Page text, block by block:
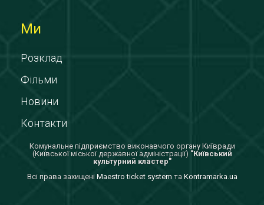
Ми
Розклад
Фільми
Новини
Контакти
Комунальне підприємство виконавчого органу Київради
(Київської міської державної адміністрації) "Київський
культурний кластер"
Всi права захищенi Maestro ticket system та Kontramarka.ua